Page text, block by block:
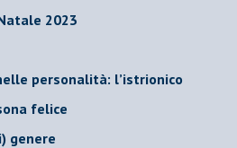
2023
personalità: l’istrionico
felice
genere